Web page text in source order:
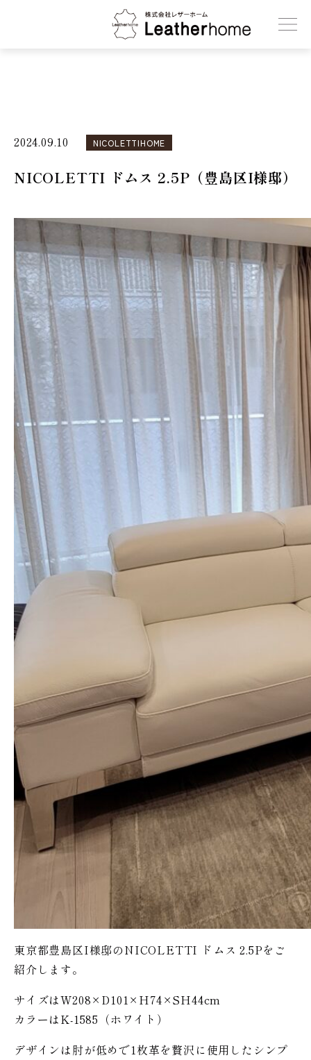
株式会社レザーホーム
2024.09.10 NICOLETTIHOME
NICOLETTI ドムス 2.5P（豊島区I様邸）
東京都豊島区I様邸のNICOLETTI ドムス 2.5Pをご
紹介します。
サイズはW208×D101×H74×SH44cm
カラーはK-1585（ホワイト）
デザインは肘が低めで1枚革を贅沢に使用したシンプ